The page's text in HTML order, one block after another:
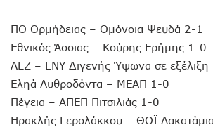
ΠΟ Ορμήδειας – Ομόνοια Ψευδά 2-1
Εθνικός Άσσιας – Κούρης Ερήμης 1-0
ΑΕΖ – ΕΝΥ Διγενής Ύψωνα σε εξέλιξη
Εληά Λυθροδόντα – ΜΕΑΠ 1-0
Πέγεια – ΑΠΕΠ Πιτσιλιάς 1-0
Ηρακλής Γερολάκκου – ΘΟΪ